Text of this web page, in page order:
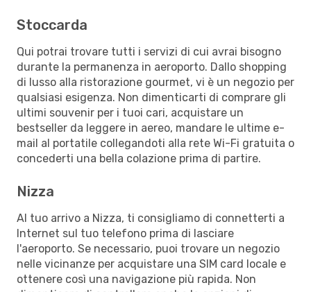
Stoccarda
Qui potrai trovare tutti i servizi di cui avrai bisogno
durante la permanenza in aeroporto. Dallo shopping
di lusso alla ristorazione gourmet, vi è un negozio per
qualsiasi esigenza. Non dimenticarti di comprare gli
ultimi souvenir per i tuoi cari, acquistare un
bestseller da leggere in aereo, mandare le ultime e-
mail al portatile collegandoti alla rete Wi-Fi gratuita o
concederti una bella colazione prima di partire.
Nizza
Al tuo arrivo a Nizza, ti consigliamo di connetterti a
Internet sul tuo telefono prima di lasciare
l'aeroporto. Se necessario, puoi trovare un negozio
nelle vicinanze per acquistare una SIM card locale e
ottenere così una navigazione più rapida. Non